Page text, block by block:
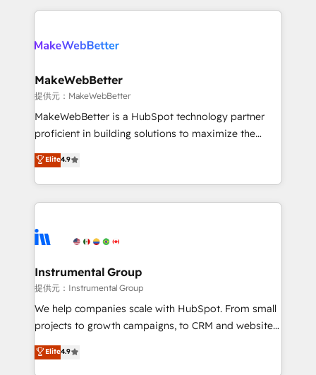
only firm in the world to hold Elite Partner
clients gain a unique advantage in CRM architecture,
market execution. Why B2B Businesses Choose RP: -
Secure: Soc2 compliant 🛡️ - Pricing: Implementations
starting at $1,5k 💵 - Speed: Launch in 14 days ⚡ -
Global: 75+ RPers across five continents 🌐 - Scale:
HubSpot Partner 🪴 - Sales Hub: More
implementations than any other Partner 💻 -
agency for an Ops problem. Don't hire a technical
agency for a growth problem. Hire a partner built to
MakeWebBetter
提供元：MakeWebBetter
MakeWebBetter is a HubSpot technology partner
proficient in building solutions to maximize the
operational efficiency of HubSpot. The fastest-
growing tech-enabler & facilitator, MakeWebBetter,
hands you the blend of HubSpot expertise &
eminent solutions & integrations. Trust us to
Elite Partners with 10+ years of HubSpot experience
Premier Partner 2023 🌟5 HubSpot Accreditations 🌟
Won HubSpot Theme Challenge 2021 🌟INBOUND’19
HubSpot Rising Star Why us? Harnessing the full
potential of the powerful HubSpot CRM. ✔️A team of
HubSpot experience ✔️Flexible pricing models —
Hourly-fee (assigned one Dedicated HubSpot
Elite4.9
Instrumental Group
提供元：Instrumental Group
We help companies scale with HubSpot. From small
projects to growth campaigns, to CRM and websites.
Hire an agency that's experienced in every inch of
HubSpot and willing to work hand-in-hand with your
Elite4.9